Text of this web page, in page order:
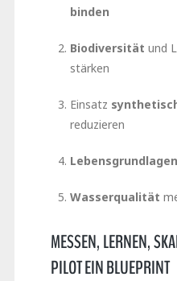
binden
Biodiversität und
stärken
Einsatz
reduzieren
Wasserqualität
MESSEN, LERNEN,
PILOT EIN BLUEPRINT